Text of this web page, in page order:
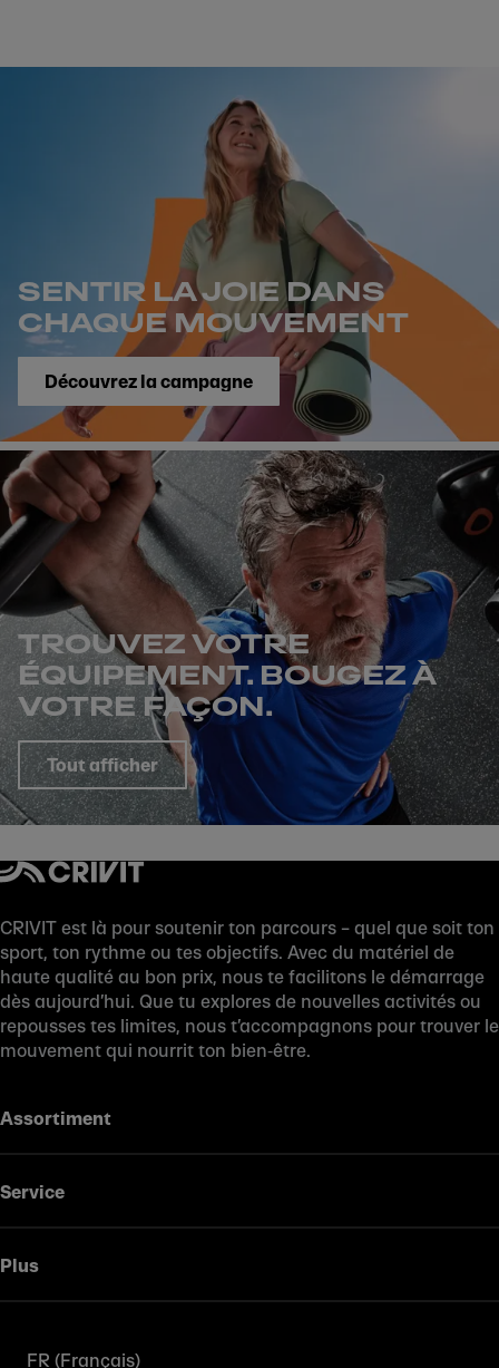
SENTIR LA JOIE DANS
CHAQUE MOUVEMENT
Découvrez la campagne
TROUVEZ VOTRE
ÉQUIPEMENT. BOUGEZ À
VOTRE FAÇON.
Tout afficher
CRIVIT est là pour soutenir ton parcours – quel que soit ton
sport, ton rythme ou tes objectifs. Avec du matériel de
haute qualité au bon prix, nous te facilitons le démarrage
dès aujourd’hui. Que tu explores de nouvelles activités ou
repousses tes limites, nous t’accompagnons pour trouver le
mouvement qui nourrit ton bien‑être.
Assortiment
Service
Plus
FR (Français)